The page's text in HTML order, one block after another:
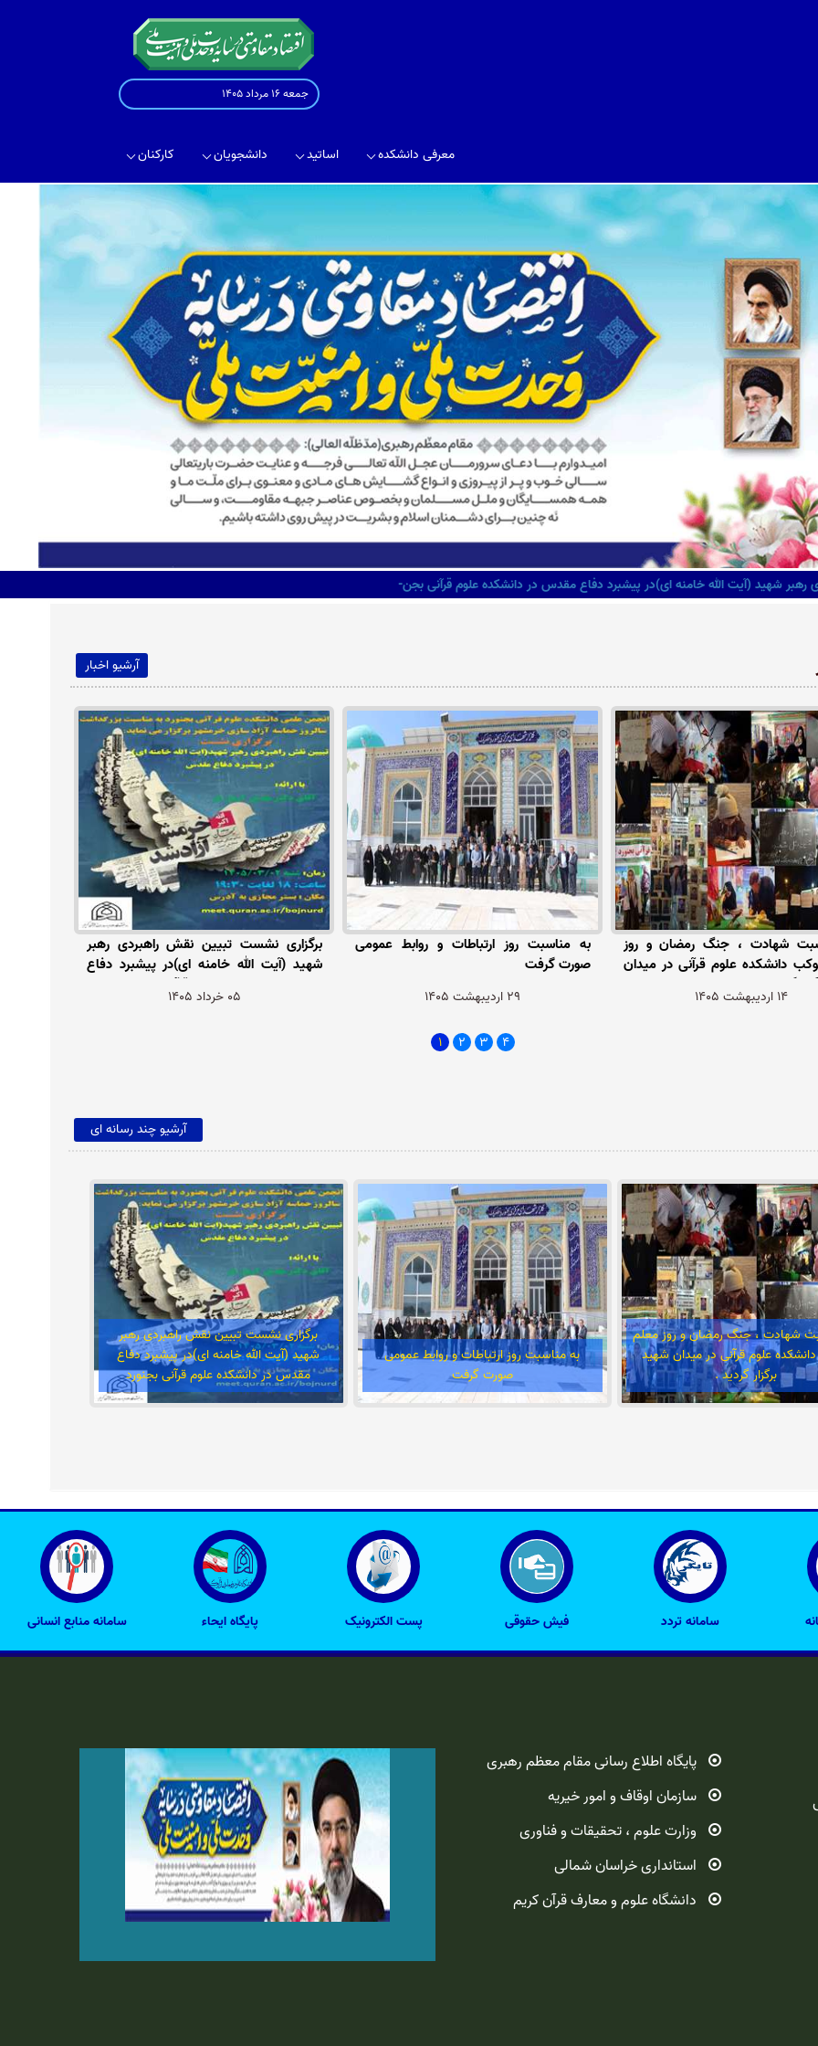
جمعه 16 مرداد 1405
کارکنان دانشجویان اساتید معرفی دانشکده
شهید (آیت الله خامنه ای)در پیشبرد دفاع مقدس در دانشکده علوم قرآنی بجنورد
برگزاری نشست تبیین نقش راهبردی رهبر
شهید (آیت الله خامنه ای)در پیشبرد دفاع
مقدس در دانشکده علوم قرآنی بجنورد
05 خرداد 1405
به مناسبت روز ارتباطات و روابط عمومی
صورت گرفت
29 اردیبهشت 1405
شهادت ، جنگ رمضان و روز
دانشکده علوم قرآنی در میدان
گردید .
14 اردیبهشت 1405
آرشیو اخبار
برگزاری نشست تبیین نقش راهبردی رهبر
شهید (آیت الله خامنه ای)در پیشبرد دفاع
مقدس در دانشکده علوم قرآنی بجنورد
به مناسبت روز ارتباطات و روابط عمومی
صورت گرفت
شهادت ، جنگ رمضان و روز معلم
علوم قرآنی در میدان شهید
برگزار گردید .
Previous
آرشیو چند رسانه ای
سامانه منابع انسانی پایگاه ایحاء پست الکترونیک فیش حقوقی سامانه تردد
Previous
پایگاه اطلاع رسانی مقام معظم رهبری
سازمان اوقاف و امور خیریه
وزارت علوم ، تحقیقات و فناوری
استانداری خراسان شمالی
دانشگاه علوم و معارف قرآن کریم